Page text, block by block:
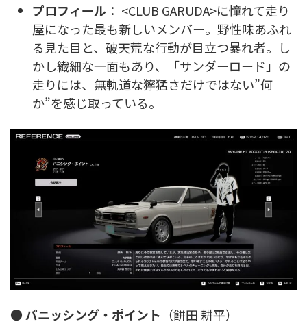
プロフィール ： <CLUB GARUDA>に憧れて走り
屋になった最も新しいメンバー。野性味あふれ
る見た目と、破天荒な行動が目立つ暴れ者。し
かし繊細な一面もあり、「サンダーロード」の
走りには、無軌道な獰猛さだけではない”何
か”を感じ取っている。
●パニッシング・ポイント （餅田 耕平）